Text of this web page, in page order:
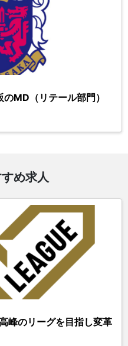
のMD（リテール部門）
め求人
峰のリーグを目指し変革